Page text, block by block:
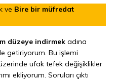
ve Bire bir müfredat
düzeye indirmek adına
getiriyorum. Bu işlemi
ufak tefek değişiklikler
ekliyorum. Soruları çıktı